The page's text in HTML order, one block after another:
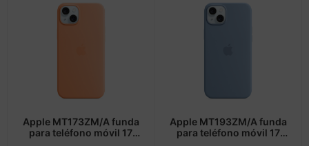
Apple MT173ZM/A funda
para teléfono móvil 17
Apple MT193ZM/A funda
para teléfono móvil 17